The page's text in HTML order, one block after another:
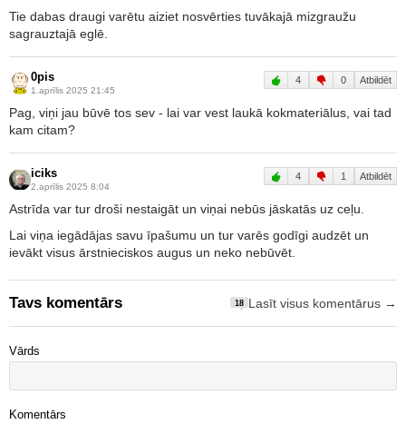
Tie dabas draugi varētu aiziet nosvērties tuvākajā mizgraužu
sagrauztajā eglē.
0pis
1.aprīlis 2025 21:45
4 0 Atbildēt
Pag, viņi jau būvē tos sev - lai var vest laukā kokmateriālus, vai tad
kam citam?
iciks
2.aprīlis 2025 8:04
4 1 Atbildēt
Astrīda var tur droši nestaigāt un viņai nebūs jāskatās uz ceļu.
Lai viņa iegādājas savu īpašumu un tur varēs godīgi audzēt un
ievākt visus ārstnieciskos augus un neko nebūvēt.
Tavs komentārs 18 Lasīt visus komentārus →
Vārds
Komentārs